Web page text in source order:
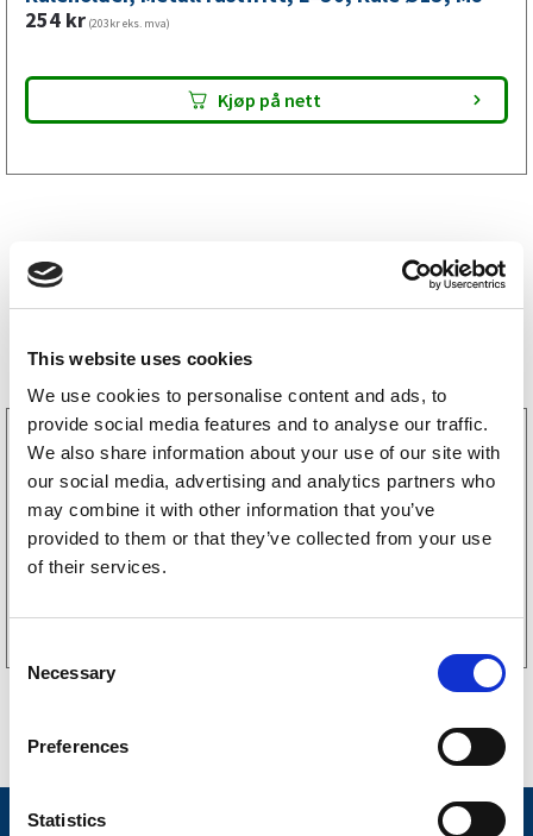
This website uses cookies
We use cookies to personalise content and ads, to
provide social media features and to analyse our traffic.
We also share information about your use of our site with
our social media, advertising and analytics partners who
may combine it with other information that you’ve
provided to them or that they’ve collected from your use
of their services.
n
Necessary
Preferences
Statistics
mm,
antall
254 kr (203kr eks. mva)
Kjøp på nett
Bestselgere
3160052
LGF skilt Selvklebende
256kr (205kr eks. mva)